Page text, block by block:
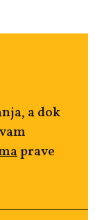
a dok
prave